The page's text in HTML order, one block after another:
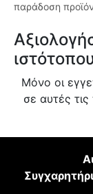
παράδοση
Μόνο οι
σε αυτές